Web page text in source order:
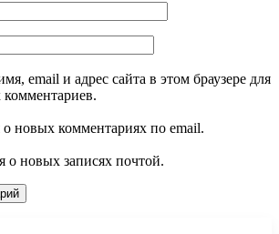
email и адрес сайта в этом браузере для
новых комментариях по email.
о новых записях почтой.